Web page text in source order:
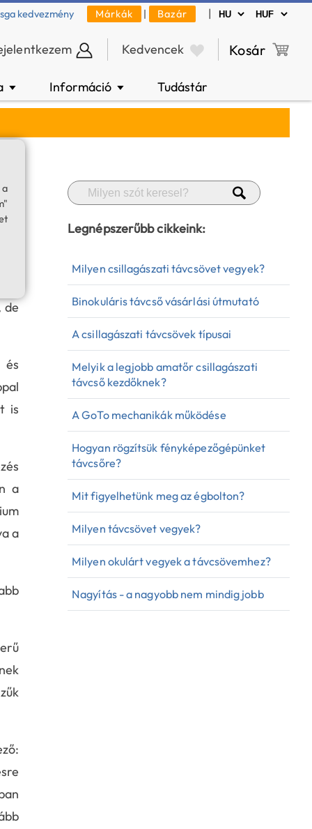
kedvezmény Márkák | Bazár |
Kedvencek Kosár
▼ Információ ▼ Tudástár
de
és
is
a
a
Legnépszerűbb cikkeink:
Milyen csillagászati távcsövet vegyek?
Binokuláris távcső vásárlási útmutató
A csillagászati távcsövek típusai
Melyik a legjobb amatőr csillagászati
távcső kezdőknek?
A GoTo mechanikák működése
Hogyan rögzítsük fényképezőgépünket
távcsőre?
Mit figyelhetünk meg az égbolton?
Milyen távcsövet vegyek?
Milyen okulárt vegyek a távcsövemhez?
Nagyítás - a nagyobb nem mindig jobb